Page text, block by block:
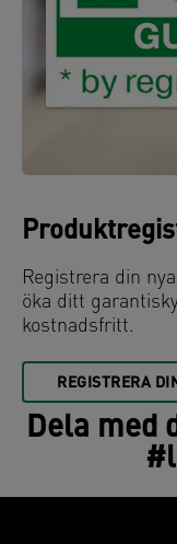
Registrera din
öka ditt
kostnadsfritt.
REGISTRERA
Dela med